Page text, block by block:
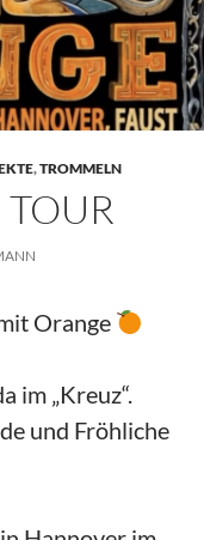
,TROMMELN
Orange
im „Kreuz“.
und Fröhliche